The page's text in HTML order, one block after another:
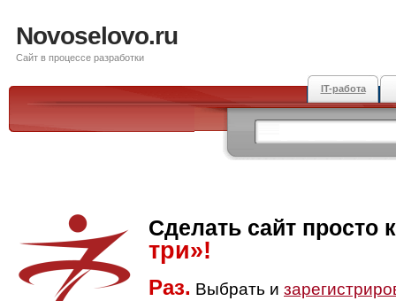
Novoselovo.ru
Сайт в процессе разработки
IT-работа
Сделать сайт просто
три»!
Раз. Выбрать и